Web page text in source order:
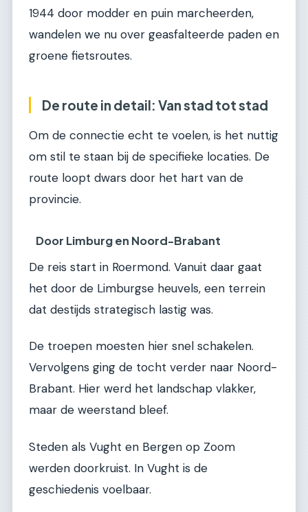
1944 door modder en puin marcheerden,
wandelen we nu over geasfalteerde paden en
groene fietsroutes.
De route in detail: Van stad tot stad
Om de connectie echt te voelen, is het nuttig
om stil te staan bij de specifieke locaties. De
route loopt dwars door het hart van de
provincie.
Door Limburg en Noord-Brabant
De reis start in Roermond. Vanuit daar gaat
het door de Limburgse heuvels, een terrein
dat destijds strategisch lastig was.
De troepen moesten hier snel schakelen.
Vervolgens ging de tocht verder naar Noord-
Brabant. Hier werd het landschap vlakker,
maar de weerstand bleef.
Steden als Vught en Bergen op Zoom
werden doorkruist. In Vught is de
geschiedenis voelbaar.